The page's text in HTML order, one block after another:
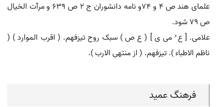
علمای هند ص 4 و 74و نامه دانشوران ج 2 ص 639 و مرآت الخیال
ص 79 شود.
علامی. [ ع ُ می ی ] ( ع ص ) سبک روح تیزفهم. ( اقرب الموارد ) (
ناظم الاطباء ). تیزفهم. ( از منتهی الارب ).
فرهنگ عمید